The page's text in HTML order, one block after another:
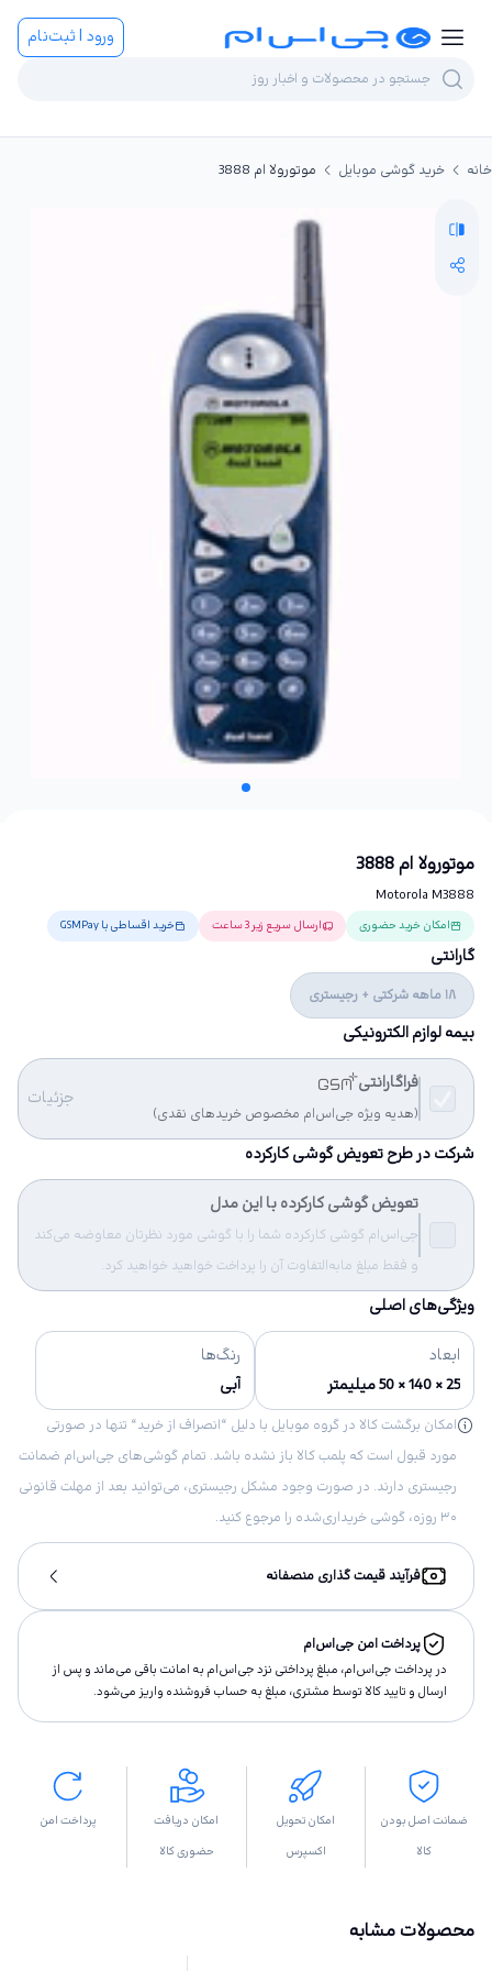
ورود | ثبت‌نام
خانه خرید گوشی موبایل موتورولا ام 3888
موتورولا ام 3888
Motorola M3888
امکان خرید حضوری ارسال سریع زیر 3 ساعت خرید اقساطی با GSMPay
گارانتی
18 ماهه شرکتی + رجیستری
بیمه لوازم الکترونیکی
فراگارانتی
(هدیه ویژه جی‌اس‌ام مخصوص خریدهای نقدی)
جزئیات
شرکت در طرح تعویض گوشی کارکرده
تعویض گوشی کارکرده با این مدل
جی‌اس‌ام گوشی کارکرده شما را با گوشی مورد نظرتان معاوضه می‌کند
و فقط مبلغ مابه‌التفاوت آن را پرداخت خواهید خواهید کرد.
ویژگی‌های اصلی
ابعاد
25 × 140 × 50 میلیمتر
رنگ‌ها
آبی
امکان برگشت کالا در گروه موبایل با دلیل “انصراف از خرید“ تنها در صورتی
مورد قبول است که پلمب کالا باز نشده باشد. تمام گوشی‌های جی‌اس‌ام ضمانت
رجیستری دارند. در صورت وجود مشکل رجیستری، می‌توانید بعد از مهلت قانونی
۳۰ روزه، گوشی خریداری‌شده را مرجوع کنید.
فرآیند قیمت گذاری منصفانه
پرداخت امن جی‌اس‌ام
در پرداخت جی‌اس‌ام، مبلغ پرداختى نزد جی‌اس‌ام به امانت باقى مى‌ماند و پس از
ارسال و تاييد كالا توسط مشتری، مبلغ به حساب فروشنده واريز مى‌شود.
ضمانت اصل بودن
کالا
امکان تحویل
اکسپرس
امکان دریافت
حضوری کالا
پرداخت امن
محصولات مشابه